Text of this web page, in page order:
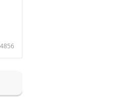
4856